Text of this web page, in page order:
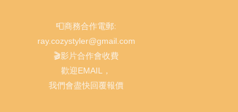
📮商務合作電郵:
ray.cozystyler@gmail.com
🎬影片合作會收費
歡迎EMAIL，
我們會盡快回覆報價